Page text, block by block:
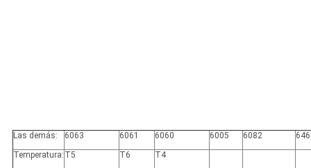
Las demás: 6063 6061 6060 6005 6082
Temperatura: T5 T6
T4